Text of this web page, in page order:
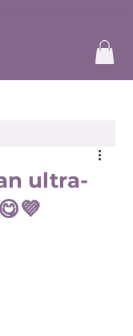
ultra-